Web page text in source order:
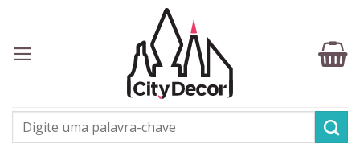
content
Pesquisar
por: